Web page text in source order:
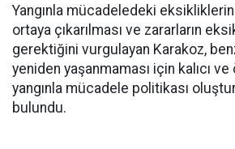
Yangınla mücadeledeki
ortaya çıkarılması ve zararların
gerektiğini vurgulayan Karakoz,
yeniden yaşanmaması için kalıcı
yangınla mücadele politikası
bulundu.